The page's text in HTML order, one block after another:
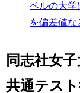
ベルの大学
を偏差値な
同志社女
共通テス